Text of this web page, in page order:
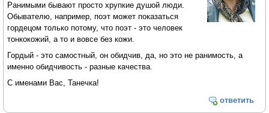
Ранимыми бывают просто хрупкие душой люди.
Обывателю, например, поэт может показаться
гордецом только потому, что поэт - это человек
тонкокожий, а то и вовсе без кожи.
Гордый - это самостный, он обидчив, да, но это не ранимость, а
именно обидчивость - разные качества.
С именами Вас, Танечка!
ответить